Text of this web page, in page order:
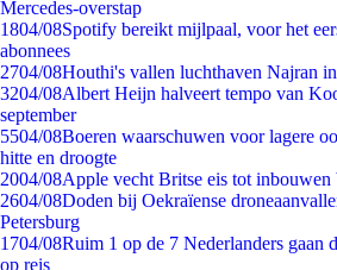
Mercedes-overstap
1804/08Spotify bereikt mijlpaal, voor het
abonnees
2704/08Houthi's vallen luchthaven Najran
3204/08Albert Heijn halveert tempo van
september
5504/08Boeren waarschuwen voor lagere
hitte en droogte
2004/08Apple vecht Britse eis tot
2604/08Doden bij Oekraïense
Petersburg
1704/08Ruim 1 op de 7 Nederlanders gaan
op reis